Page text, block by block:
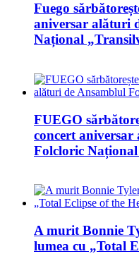
Fuego
aniversar alături
Național
FUEGO
concert
Folcloric
A murit Bonnie
lumea cu „Total